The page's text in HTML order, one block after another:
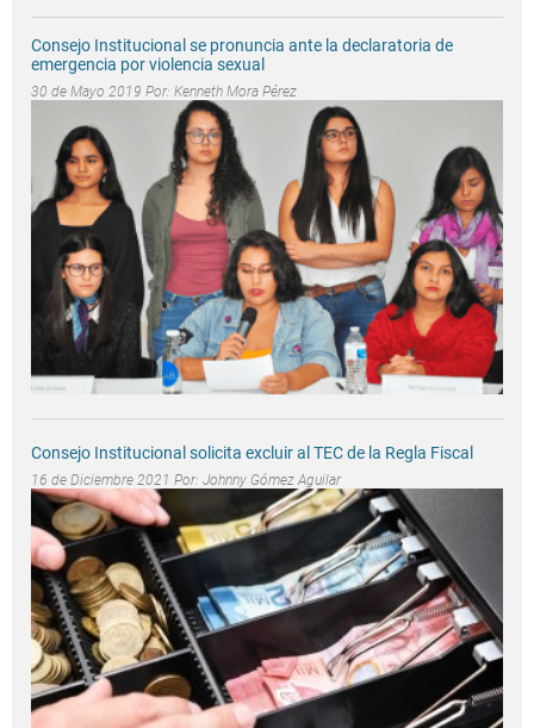
Consejo Institucional se pronuncia ante la declaratoria de
emergencia por violencia sexual
30 de Mayo 2019 Por: Kenneth Mora Pérez
Consejo Institucional solicita excluir al TEC de la Regla Fiscal
16 de Diciembre 2021 Por: Johnny Gómez Aguilar